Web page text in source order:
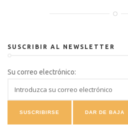
SUSCRIBIR AL NEWSLETTER
Su correo electrónico: